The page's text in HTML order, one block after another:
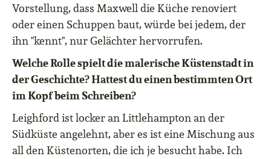
Vorstellung, dass Maxwell die Küche renoviert
oder einen Schuppen baut, würde bei jedem, der
ihn "kennt", nur Gelächter hervorrufen.
Welche Rolle spielt die malerische Küstenstadt in
der Geschichte? Hattest du einen bestimmten Ort
im Kopf beim Schreiben?
Leighford ist locker an Littlehampton an der
Südküste angelehnt, aber es ist eine Mischung aus
all den Küstenorten, die ich je besucht habe. Ich